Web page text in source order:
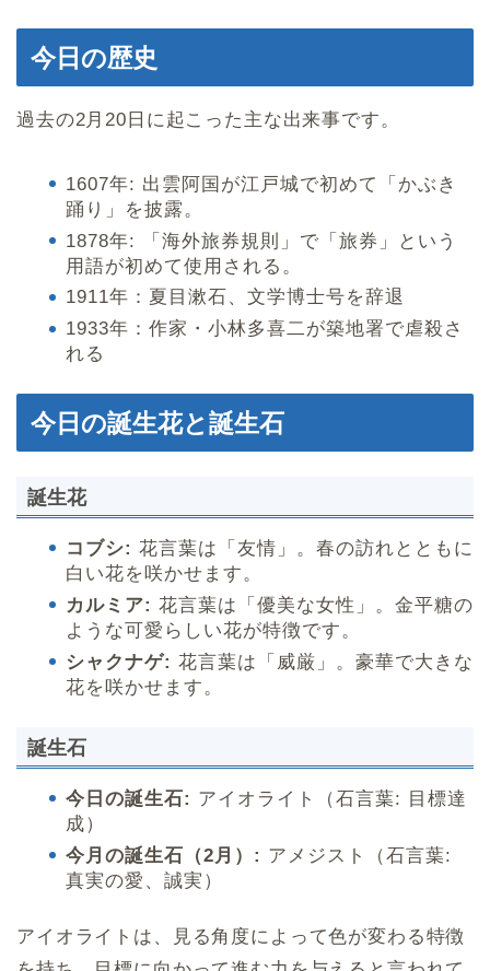
今日の歴史
過去の2月20日に起こった主な出来事です。
1607年: 出雲阿国が江戸城で初めて「かぶき
踊り」を披露。
1878年: 「海外旅券規則」で「旅券」という
用語が初めて使用される。
1911年：夏目漱石、文学博士号を辞退
1933年：作家・小林多喜二が築地署で虐殺さ
れる
今日の誕生花と誕生石
誕生花
コブシ: 花言葉は「友情」。春の訪れとともに
白い花を咲かせます。
カルミア: 花言葉は「優美な女性」。金平糖の
ような可愛らしい花が特徴です。
シャクナゲ: 花言葉は「威厳」。豪華で大きな
花を咲かせます。
誕生石
今日の誕生石: アイオライト（石言葉: 目標達
成）
今月の誕生石（2月）: アメジスト（石言葉:
真実の愛、誠実）
アイオライトは、見る角度によって色が変わる特徴